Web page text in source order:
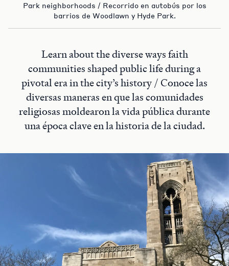
Park neighborhoods / Recorrido en autobús por los
barrios de Woodlawn y Hyde Park.
Learn about the diverse ways faith
communities shaped public life during a
pivotal era in the city’s history / Conoce las
diversas maneras en que las comunidades
religiosas moldearon la vida pública durante
una época clave en la historia de la ciudad.